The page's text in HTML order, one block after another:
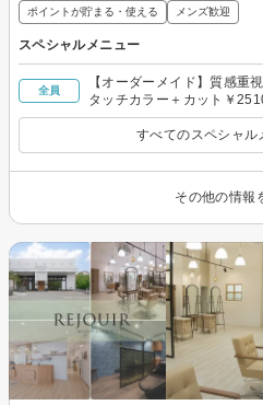
ポイントが貯まる・使える メンズ歓迎
スペシャルメニュー
全員
【オーダーメイド】質感重
タッチカラー＋カット￥
すべてのスペシャル
その他の情報